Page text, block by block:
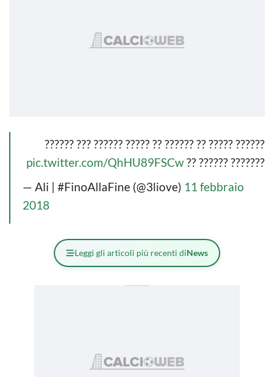
?????? ????? ?? ?????? ?? ????? ?????? ??? ??????
??????? ?????? ??
pic.twitter.com/QhHU89FSCw
— Ali | #FinoAllaFine (@3liove) 11 febbraio
2018
Leggi gli articoli più recenti diNews